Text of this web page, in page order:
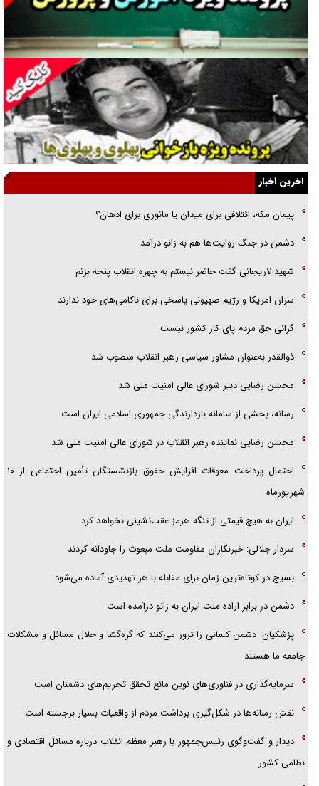
جراحی‌های زیبایی با مدرک فوق‌دیپلم! + گفت‌وگو با متهم
گفت‌وگو با همسر یکی از شهدای جنگ رمضان/ پیکر بی‌سر شهید را از
انگشت‌های پا شناسایی کردیم
نسلی که آنلاین الگو می‌گیرد
گفت‌وگو با آیت‌الله جاودان/ جفای مخالفان مکانت معنوی رهبر شهید را
ارتقا می‌داد
راننده مست به قانون می‌خندد
همه آقای دوربینی شده‌ایم!
قصه ناتمام سرویس مدارس
آیا مقاومت فلسطین خلع‌سلاح می‌شود؟
آخرین اخبار
پیمان مکه، ائتلافی برای میدان یا مانوری برای اذهان؟
دشمن در جنگ روایت‌ها هم به زانو درآمد
شهید لاریجانی گفت حاضر نیستم به چهره انقلاب پنجه بزنم
سران امریکا و رژیم صهیونی پاسخی برای ناکامی‌های خود ندارند
گرانی حق مردم پای کار کشور نیست
ذوالقدر به‌عنوان مشاور سیاسی رهبر انقلاب منصوب شد
محسن رضایی دبیر شورای عالی امنیت ملی شد
رسانه، بخشی از سامانه بازدارندگی جمهوری اسلامی ایران است
محسن رضایی نماینده رهبر انقلاب در شورای عالی امنیت ملی شد
احتمال پرداخت معوقات افزایش حقوق بازنشستگان تأمین اجتماعی از ۱۰
شهریورماه
ایران به هیچ قیمتی از تنگه هرمز عقب‌نشینی نخواهد کرد
سردار جلالی: خبرنگاران مقاومت ملت مبعوث را جاودانه کردند
بسیج در کوتاه‌ترین زمان برای مقابله با هر تهدیدی آماده می‌شود
دشمن در برابر اراده ملت ایران به زانو درآمده است
پزشکیان: دشمن کسانی را ترور می‌کنند که گره‌گشا و حلال مسائل و مشکلات
جامعه ما هستند
سرمایه‌گذاری در فناوری‌های نوین مانع تحقق تحریم‌های دشمنان است
نقش رسانه‌ها در شکل‌گیری برداشت مردم از واقعیات بسیار برجسته است
دیدار و گفت‌وگوی رئیس‌جمهور با رهبر معظم انقلاب درباره مسائل اقتصادی و
نظامی کشور